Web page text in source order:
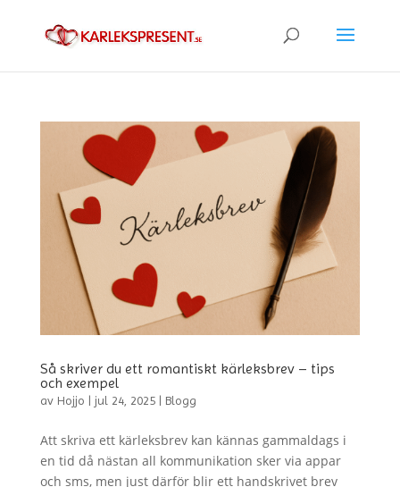
Så skriver du ett romantiskt kärleksbrev – tips
och exempel
av Hojjo | jul 24, 2025| Blogg
Att skriva ett kärleksbrev kan kännas gammaldags i
en tid då nästan all kommunikation sker via appar
och sms, men just därför blir ett handskrivet brev